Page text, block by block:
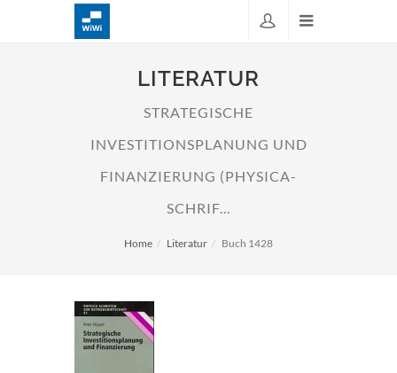
LITERATUR
STRATEGISCHE
INVESTITIONSPLANUNG UND
FINANZIERUNG (PHYSICA-
SCHRIF...
Home Literatur Buch 1428